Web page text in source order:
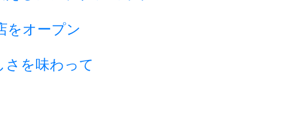
をオープン
さを味わって